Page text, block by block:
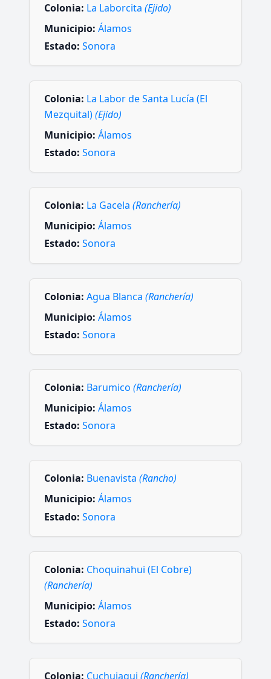
Colonia: La Laborcita (Ejido)
Municipio: Álamos
Estado: Sonora
Colonia: La Labor de Santa Lucía (El
Mezquital)(Ejido)
Municipio: Álamos
Estado: Sonora
Colonia: La Gacela (Ranchería)
Municipio: Álamos
Estado: Sonora
Colonia: Agua Blanca (Ranchería)
Municipio: Álamos
Estado: Sonora
Colonia: Barumico (Ranchería)
Municipio: Álamos
Estado: Sonora
Colonia: Buenavista (Rancho)
Municipio: Álamos
Estado: Sonora
Colonia: Choquinahui (El Cobre)
(Ranchería)
Municipio: Álamos
Estado: Sonora
Colonia: Cuchujaqui (Ranchería)